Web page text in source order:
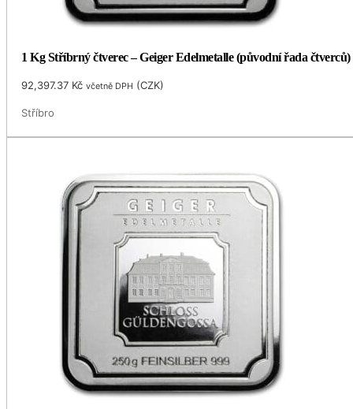
1 Kg Stříbrný čtverec – Geiger Edelmetalle (původní řada čtverců)
92,397.37 Kč včetně DPH (CZK)
Stříbro